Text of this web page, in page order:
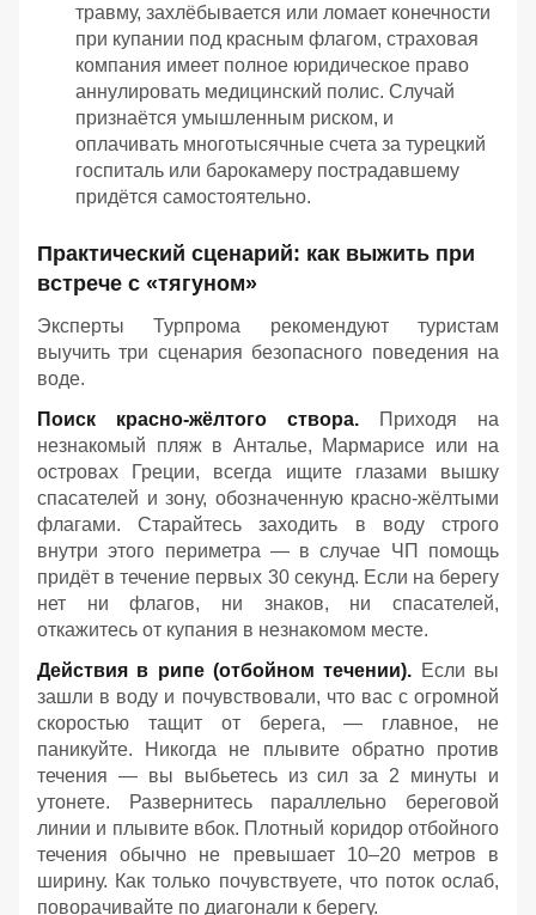
травму, захлёбывается или ломает конечности
при купании под красным флагом, страховая
компания имеет полное юридическое право
аннулировать медицинский полис. Случай
признаётся умышленным риском, и
оплачивать многотысячные счета за турецкий
госпиталь или барокамеру пострадавшему
придётся самостоятельно.
Практический сценарий: как выжить при
встрече с «тягуном»
Эксперты Турпрома рекомендуют туристам
выучить три сценария безопасного поведения на
воде.
Поиск красно-жёлтого створа. Приходя на
незнакомый пляж в Анталье, Мармарисе или на
островах Греции, всегда ищите глазами вышку
спасателей и зону, обозначенную красно-жёлтыми
флагами. Старайтесь заходить в воду строго
внутри этого периметра — в случае ЧП помощь
придёт в течение первых 30 секунд. Если на берегу
нет ни флагов, ни знаков, ни спасателей,
откажитесь от купания в незнакомом месте.
Действия в рипе (отбойном течении). Если вы
зашли в воду и почувствовали, что вас с огромной
скоростью тащит от берега, — главное, не
паникуйте. Никогда не плывите обратно против
течения — вы выбьетесь из сил за 2 минуты и
утонете. Развернитесь параллельно береговой
линии и плывите вбок. Плотный коридор отбойного
течения обычно не превышает 10–20 метров в
ширину. Как только почувствуете, что поток ослаб,
поворачивайте по диагонали к берегу.